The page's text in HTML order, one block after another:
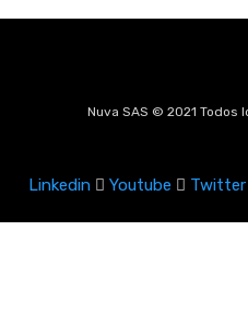
Nuva SAS © 2021 Todos
Linkedin Youtube Twitter